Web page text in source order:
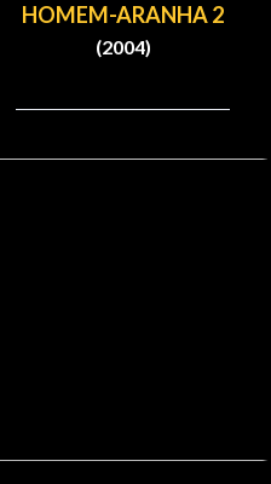
HOMEM-ARANHA 2
(2004)